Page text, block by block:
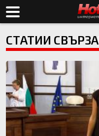
СТАТИИ